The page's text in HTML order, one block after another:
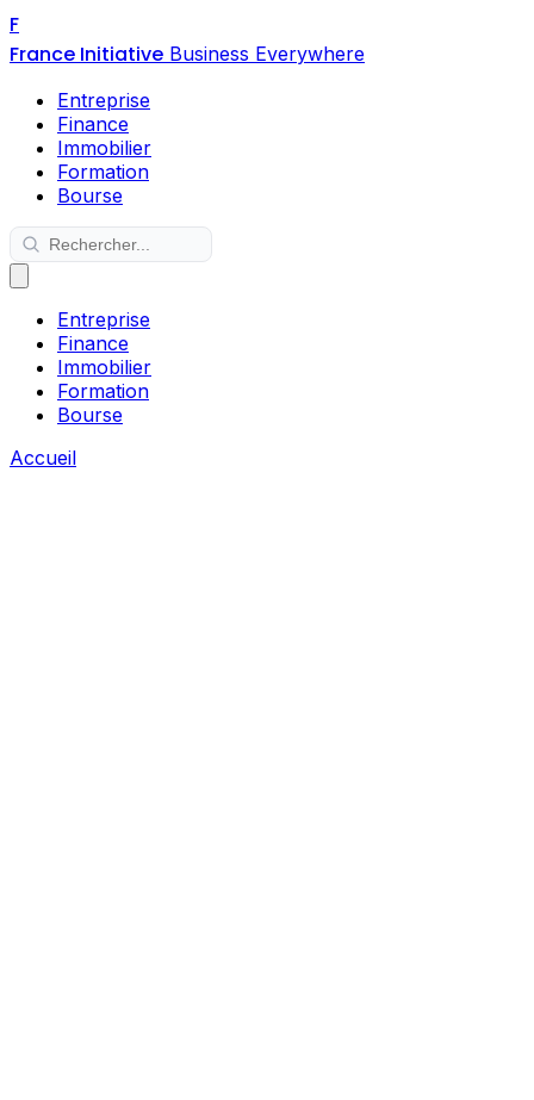
F
France Initiative Business Everywhere
Entreprise
Finance
Immobilier
Formation
Bourse
Entreprise
Finance
Immobilier
Formation
Bourse
Accueil